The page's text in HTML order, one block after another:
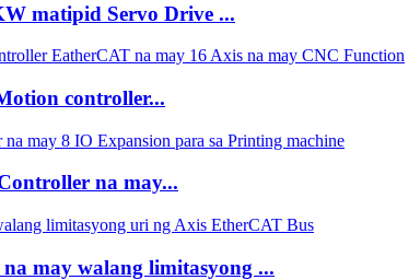
matipid Servo Drive ...
controller...
na may...
may walang limitasyong ...